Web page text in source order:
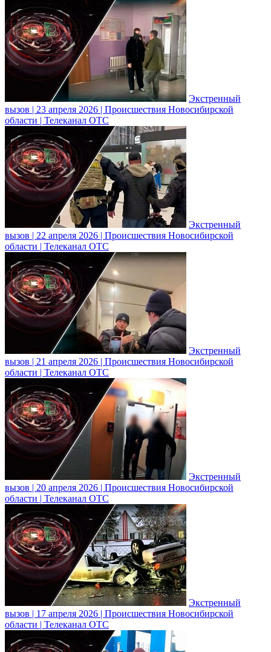
Экстренный
вызов | 23 апреля 2026 | Происшествия Новосибирской
области | Телеканал ОТС
Экстренный
вызов | 22 апреля 2026 | Происшествия Новосибирской
области | Телеканал ОТС
Экстренный
вызов | 21 апреля 2026 | Происшествия Новосибирской
области | Телеканал ОТС
Экстренный
вызов | 20 апреля 2026 | Происшествия Новосибирской
области | Телеканал ОТС
Экстренный
вызов | 17 апреля 2026 | Происшествия Новосибирской
области | Телеканал ОТС